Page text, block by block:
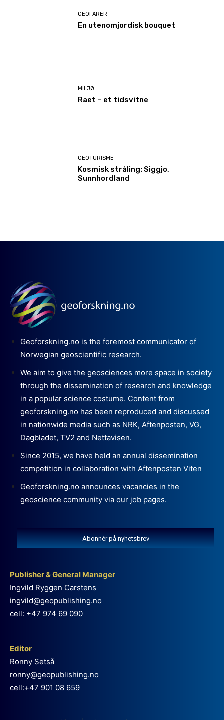
GEOFARER
En utenomjordisk bouquet
MILJØ
Raet – et tidsvitne
GEOTURISME
Kosmisk stråling: Siggjo,
Sunnhordland
Geoforskning.no is the foremost communicator of
Norwegian geoscientific research.
We aim to give the geosciences more space in society
through the dissemination of research and knowledge
in a popular science costume. Content from
geoforskning.no has been reproduced and discussed
in nationwide media such as NRK, Aftenposten, VG,
Dagbladet, TV2 and Nettavisen.
Since 2015, we have held an annual dissemination
competition in collaboration with Aftenposten Viten
Geoforskning.no announces vacancies in the
geoscience community via our job pages.
Abonnér på nyhetsbrev
Publisher & General Manager
Ingvild Ryggen Carstens
ingvild@geopublishing.no
cell: +47 974 69 090
Editor
Ronny Setså
ronny@geopublishing.no
cell:+47 901 08 659